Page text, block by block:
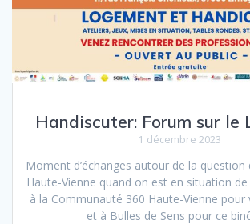
Handiscuter: Forum sur le
1 décembre 2023
Moment d’échanges autour de la
Haute-Vienne quand on est en situation
à la Communauté 360 Haute-Vienne
et à Bulles de Sens pour ce